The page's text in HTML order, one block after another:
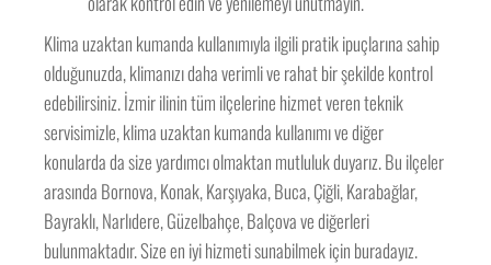
Klima uzaktan kumanda kullanımıyla ilgili pratik ipuçlarına sahip
olduğunuzda, klimanızı daha verimli ve rahat bir şekilde kontrol
edebilirsiniz. İzmir ilinin tüm ilçelerine hizmet veren teknik
servisimizle, klima uzaktan kumanda kullanımı ve diğer
konularda da size yardımcı olmaktan mutluluk duyarız. Bu ilçeler
arasında Bornova, Konak, Karşıyaka, Buca, Çiğli, Karabağlar,
Bayraklı, Narlıdere, Güzelbahçe, Balçova ve diğerleri
bulunmaktadır. Size en iyi hizmeti sunabilmek için buradayız.